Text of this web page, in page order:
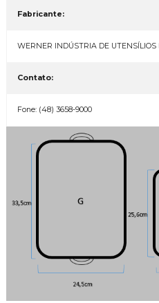
Fabricante:
WERNER INDÚSTRIA DE UTENSÍLIOS
Contato:
Fone: (48) 3658-9000